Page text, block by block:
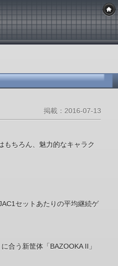
掲載：2016-07-13
もちろん、魅力的なキャラク
セットあたりの平均継続ゲ
合う新筐体「BAZOOKA II」